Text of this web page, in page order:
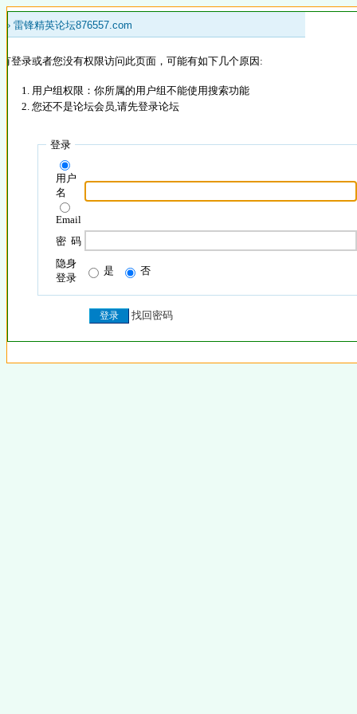
» 雷锋精英论坛876557.com
登录或者您没有权限访问此页面，可能有如下几个原因:
用户组权限：你所属的用户组不能使用搜索功能
您还不是论坛会员,请先登录论坛
登录
用户
名
Email
密 码
隐身
登录
是 否
找回密码